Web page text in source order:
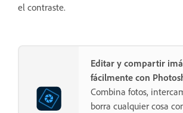
el contraste.
Editar y compartir
fácilmente con
Combina fotos,
borra cualquier cosa